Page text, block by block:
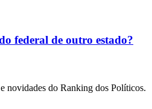
federal de outro estado?
novidades do Ranking dos Políticos.